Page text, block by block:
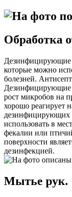
Обработка
Дезинфицирующие
которые можно
болезней.
Дезинфицирующие
рост микробов на
хорошо реагирует
дезинфицирующих
использовать в
фекалии или
поверхности
дезинфекцией.
Мытье рук.